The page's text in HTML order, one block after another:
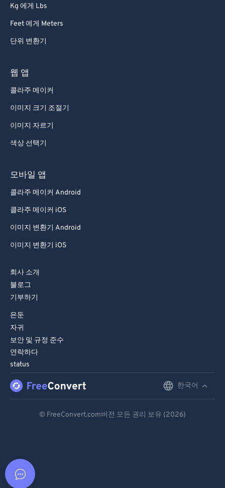
Kg 에게 Lbs
Feet 에게 Meters
단위 변환기
웹 앱
콜라주 메이커
이미지 크기 조절기
이미지 자르기
색상 선택기
모바일 앱
콜라주 메이커 Android
콜라주 메이커 iOS
이미지 변환기 Android
이미지 변환기 iOS
회사 소개
블로그
기부하기
은둔
자귀
보안 및 규정 준수
연락하다
status
한국어
© FreeConvert.com버전 모든 권리 보유 (2026)